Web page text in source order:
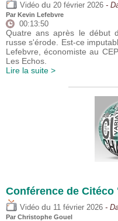
Vidéo du 20 février 2026 -
Par Kevin Lefebvre
00:13:50
Quatre ans après le début
russe s'érode. Est-ce
Lefebvre, économiste au
Les Echos.
Lire la suite >
Conférence de
Vidéo du 11 février 2026 -
Par Christophe Gouel